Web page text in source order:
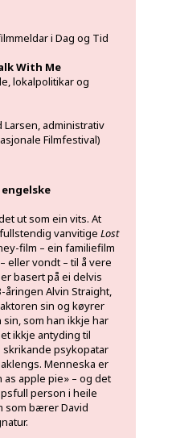
i Dag og Tid
With Me
lokalpolitikar og
administrativ
Filmfestival)
ut som ein vits. At
vanvitige Lost
film – ein familiefilm
eller vondt – til å vere
basert på ei delvis
Alvin Straight,
sin og køyrer
som han ikkje har
ikkje antyding til
psykopatar
Menneska er
as apple pie» – og det
person i heile
som bærer David